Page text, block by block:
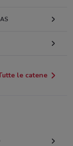
le catene